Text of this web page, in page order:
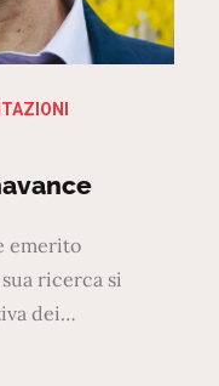
emerito
ricerca si
dei…